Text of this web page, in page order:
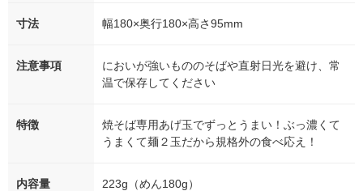
寸法 幅180×奥行180×高さ95mm
注意事項
においが強いもののそばや直射日光を避け、常
温で保存してください
特徴
焼そば専用あげ玉でずっとうまい！ぶっ濃くて
うまくて麺２玉だから規格外の食べ応え！
内容量 223g（めん180g）